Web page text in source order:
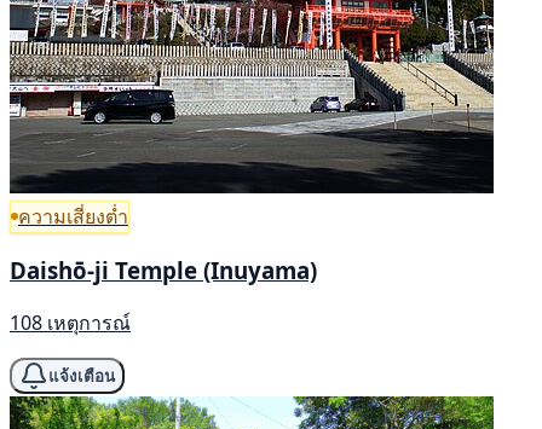
ความเสี่ยงต่ำ
Daishō-ji Temple (Inuyama)
108 เหตุการณ์
แจ้งเตือน